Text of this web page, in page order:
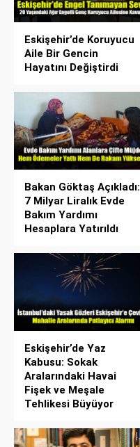
Eskişehir’de Koruyucu
Aile Bir Gencin
Hayatını Değiştirdi
Bakan Göktaş Açıkladı:
7 Milyar Liralık Evde
Bakım Yardımı
Hesaplara Yatırıldı
Eskişehir’de Yaz
Kabusu: Sokak
Aralarındaki Havai
Fişek ve Meşale
Tehlikesi Büyüyor